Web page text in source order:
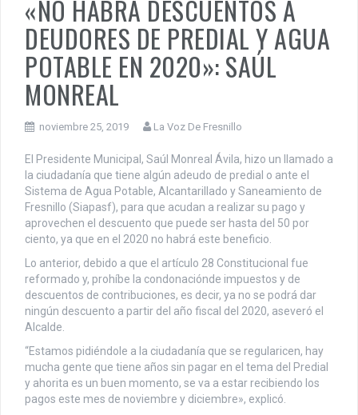
«NO HABRÁ DESCUENTOS A
DEUDORES DE PREDIAL Y AGUA
POTABLE EN 2020»: SAÚL
MONREAL
noviembre 25, 2019 La Voz De Fresnillo
El Presidente Municipal, Saúl Monreal Ávila, hizo un llamado a
la ciudadanía que tiene algún adeudo de predial o ante el
Sistema de Agua Potable, Alcantarillado y Saneamiento de
Fresnillo (Siapasf), para que acudan a realizar su pago y
aprovechen el descuento que puede ser hasta del 50 por
ciento, ya que en el 2020 no habrá este beneficio.
Lo anterior, debido a que el artículo 28 Constitucional fue
reformado y, prohíbe la condonaciónde impuestos y de
descuentos de contribuciones, es decir, ya no se podrá dar
ningún descuento a partir del año fiscal del 2020, aseveró el
Alcalde.
“Estamos pidiéndole a la ciudadanía que se regularicen, hay
mucha gente que tiene años sin pagar en el tema del Predial
y ahorita es un buen momento, se va a estar recibiendo los
pagos este mes de noviembre y diciembre», explicó.